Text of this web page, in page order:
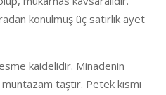
konulmuş üç satırlık ayet
kaidelidir. Minadenin
taştır. Petek kısmı